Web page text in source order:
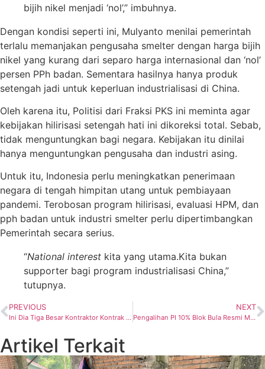
bijih nikel menjadi ‘nol’,” imbuhnya.
Dengan kondisi seperti ini, Mulyanto menilai pemerintah
terlalu memanjakan pengusaha smelter dengan harga bijih
nikel yang kurang dari separo harga internasional dan ‘nol’
persen PPh badan. Sementara hasilnya hanya produk
setengah jadi untuk keperluan industrialisasi di China.
Oleh karena itu, Politisi dari Fraksi PKS ini meminta agar
kebijakan hilirisasi setengah hati ini dikoreksi total. Sebab,
tidak menguntungkan bagi negara. Kebijakan itu dinilai
hanya menguntungkan pengusaha dan industri asing.
Untuk itu, Indonesia perlu meningkatkan penerimaan
negara di tengah himpitan utang untuk pembiayaan
pandemi. Terobosan program hilirisasi, evaluasi HPM, dan
pph badan untuk industri smelter perlu dipertimbangkan
Pemerintah secara serius.
“National interest kita yang utama.Kita bukan
supporter bagi program industrialisasi China,”
tutupnya.
PREVIOUS
Ini Dia Tiga Besar Kontraktor Kontrak Kerjasama Migas
NEXT
Pengalihan PI 10% Blok Bula Resmi Masuk Tahap Ketujuh
Artikel Terkait